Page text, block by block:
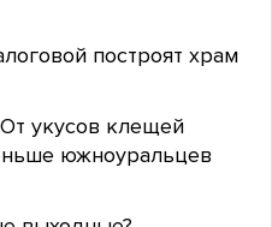
построят храм
укусов клещей
южноуральцев